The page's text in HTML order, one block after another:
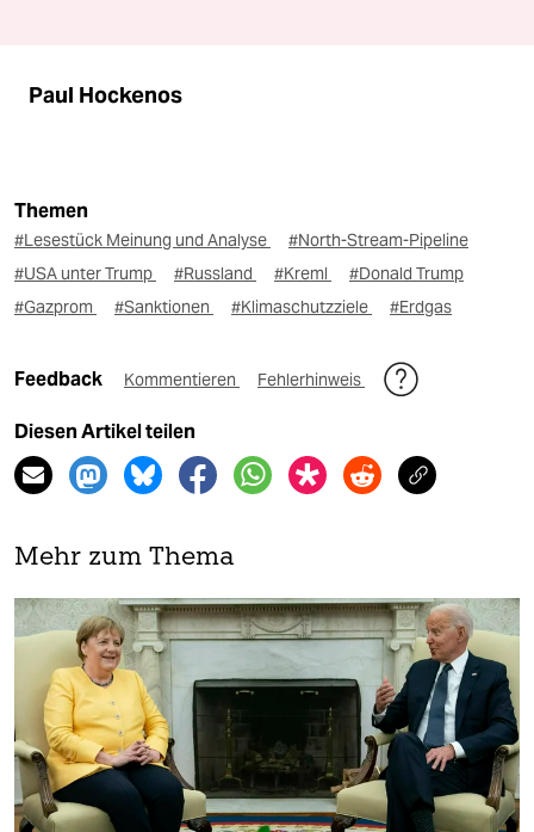
Paul Hockenos
Themen
#Lesestück Meinung und Analyse
#North-Stream-Pipeline
#USA unter Trump
#Russland #Kreml
#Donald Trump
#Gazprom
#Sanktionen #Klimaschutzziele #Erdgas
Feedback Kommentieren Fehlerhinweis
Diesen Artikel teilen
Mehr zum Thema